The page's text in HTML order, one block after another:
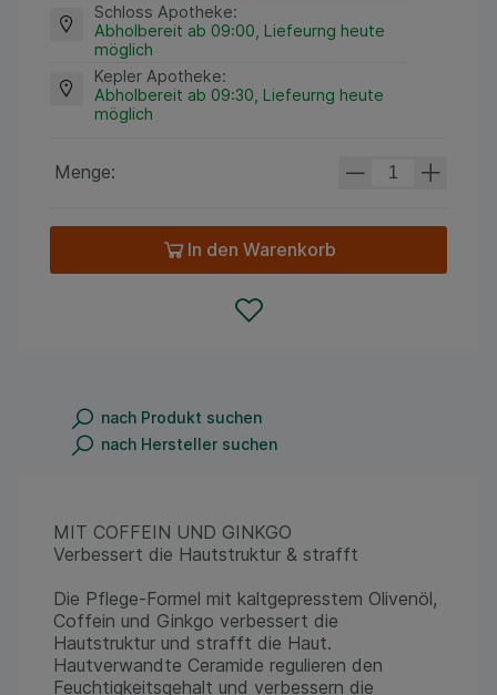
Schloss Apotheke:
Abholbereit ab 09:00, Liefeurng heute
möglich
Kepler Apotheke:
Abholbereit ab 09:30, Liefeurng heute
möglich
Menge:
In den Warenkorb
nach Produkt suchen
nach Hersteller suchen
MIT COFFEIN UND GINKGO
Verbessert die Hautstruktur & strafft
Die Pflege-Formel mit kaltgepresstem Olivenöl,
Coffein und Ginkgo verbessert die
Hautstruktur und strafft die Haut.
Hautverwandte Ceramide regulieren den
Feuchtigkeitsgehalt und verbessern die